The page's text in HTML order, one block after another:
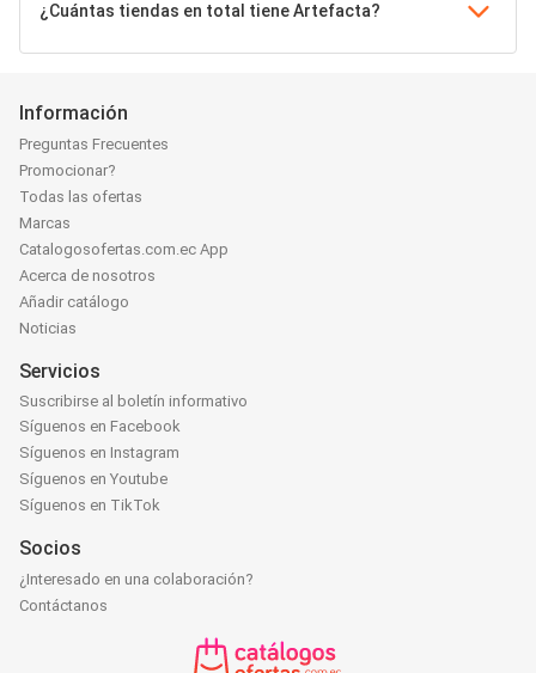
¿Cuántas tiendas en total tiene Artefacta?
Información
Preguntas Frecuentes
Promocionar?
Todas las ofertas
Marcas
Catalogosofertas.com.ec App
Acerca de nosotros
Añadir catálogo
Noticias
Servicios
Suscribirse al boletín informativo
Síguenos en Facebook
Síguenos en Instagram
Síguenos en Youtube
Síguenos en TikTok
Socios
¿Interesado en una colaboración?
Contáctanos